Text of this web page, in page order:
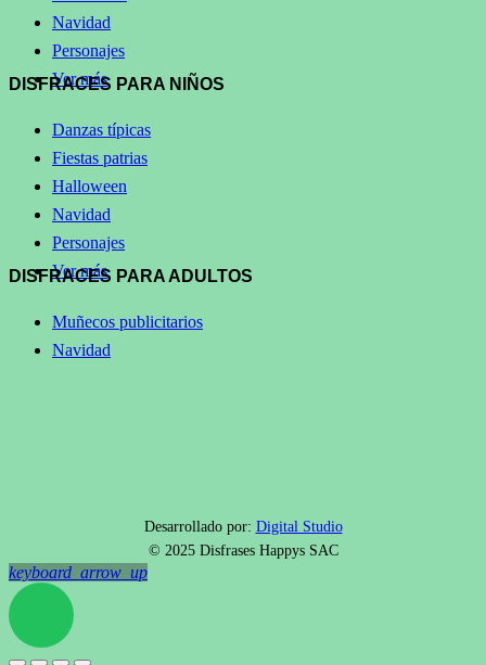
Navidad
Personajes
Ver más
DISFRACES PARA NIÑOS
Danzas típicas
Fiestas patrias
Halloween
Navidad
Personajes
Ver más
DISFRACES PARA ADULTOS
Muñecos publicitarios
Navidad
© 2025 Disfrases Happys SAC
Desarrollado por: Digital Studio
keyboard_arrow_up